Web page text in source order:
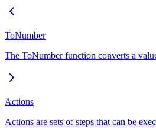
ToNumber
The ToNumber function converts a
Actions
Actions are sets of steps that can be